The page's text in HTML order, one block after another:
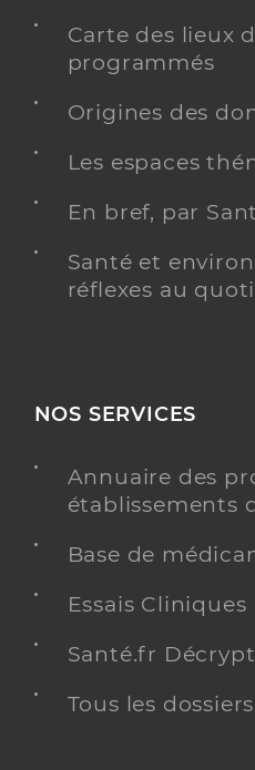
Carte des lieux
programmés
Origines des
Les espaces
En bref, par
Santé et
réflexes au
NOS SERVICES
Annuaire des
établissements
Base de
Essais Cliniques
Santé.fr
Tous les